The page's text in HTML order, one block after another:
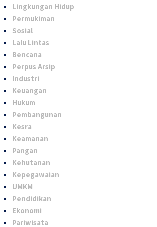
Lingkungan Hidup
Permukiman
Sosial
Lalu Lintas
Bencana
Perpus Arsip
Industri
Keuangan
Hukum
Pembangunan
Kesra
Keamanan
Pangan
Kehutanan
Kepegawaian
UMKM
Pendidikan
Ekonomi
Pariwisata